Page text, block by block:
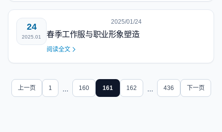
24
2025.01
2025/01/24
春季工作服与职业形象塑造
阅读全文
上一页 1 ... 160 161 162 ... 436 下一页